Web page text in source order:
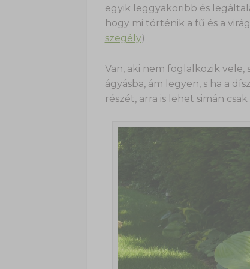
egyik leggyakoribb és
hogy mi történik a fű és a
szegély)
Van, aki nem foglalkozik vele,
ágyásba, ám legyen, s ha a
részét, arra is lehet simán